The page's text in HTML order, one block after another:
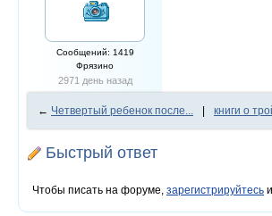
Сообщений: 1419
Фрязино
2971 день назад
← Четвертый ребенок после... книги о
Быстрый ответ
Чтобы писать на форуме, зарегистрируйтесь